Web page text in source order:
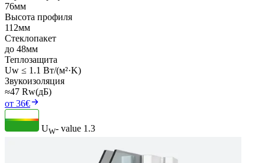
76мм
Высота профиля
112мм
Стеклопакет
до 48мм
Теплозащита
Uw ≤ 1.1 Вт/(м²·K)
Звукоизоляция
≈47 Rw(дБ)
от 36€
UW- value 1.3